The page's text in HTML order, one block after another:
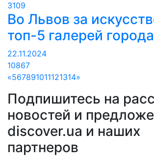
3109
Во Львов за
топ-5 галерей города
22.11.2024
10867
«567891011121314»
Подпишитесь на
новостей и
discover.ua и наших
партнеров